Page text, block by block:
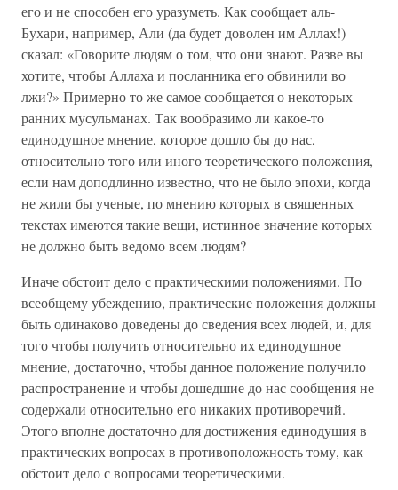
его и не способен его уразуметь. Как сообщает аль-
Бухари, например, Али (да будет доволен им Аллах!)
сказал: «Говорите людям о том, что они знают. Разве вы
хотите, чтобы Аллаха и посланника его обвинили во
лжи?» Примерно то же самое сообщается о некоторых
ранних мусульманах. Так вообразимо ли какое-то
единодушное мнение, которое дошло бы до нас,
относительно того или иного теоретического положения,
если нам доподлинно известно, что не было эпохи, когда
не жили бы ученые, по мнению которых в священных
текстах имеются такие вещи, истинное значение которых
не должно быть ведомо всем людям?
Иначе обстоит дело с практическими положениями. По
всеобщему убеждению, практические положения должны
быть одинаково доведены до сведения всех людей, и, для
того чтобы получить относительно их единодушное
мнение, достаточно, чтобы данное положение получило
распространение и чтобы дошедшие до нас сообщения не
содержали относительно его никаких противоречий.
Этого вполне достаточно для достижения единодушия в
практических вопросах в противоположность тому, как
обстоит дело с вопросами теоретическими.